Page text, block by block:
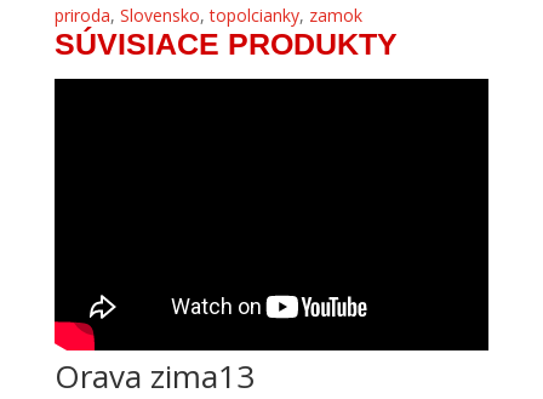
priroda, Slovensko,topolcianky, zamok
SÚVISIACE PRODUKTY
Orava zima13